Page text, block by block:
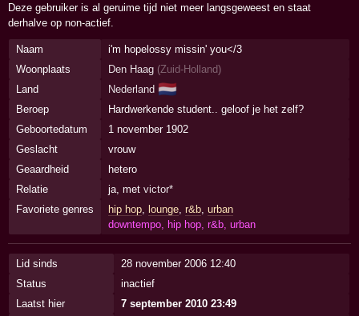
Deze gebruiker is al geruime tijd niet meer langsgeweest en staat
derhalve op non-actief.
Naam
i'm hopelossy missin' you</3
Woonplaats
Den Haag (Zuid-Holland)
Land
Nederland 🇳🇱
Beroep
Hardwerkende student.. geloof je het zelf?
Geboortedatum
1 november 1902
Geslacht
vrouw
Geaardheid
hetero
Relatie
ja, met victor*
Favoriete genres
hip hop, lounge, r&b, urban
downtempo, hip hop, r&b, urban
Lid sinds
28 november 2006 12:40
Status
inactief
Laatst hier
7 september 2010 23:49